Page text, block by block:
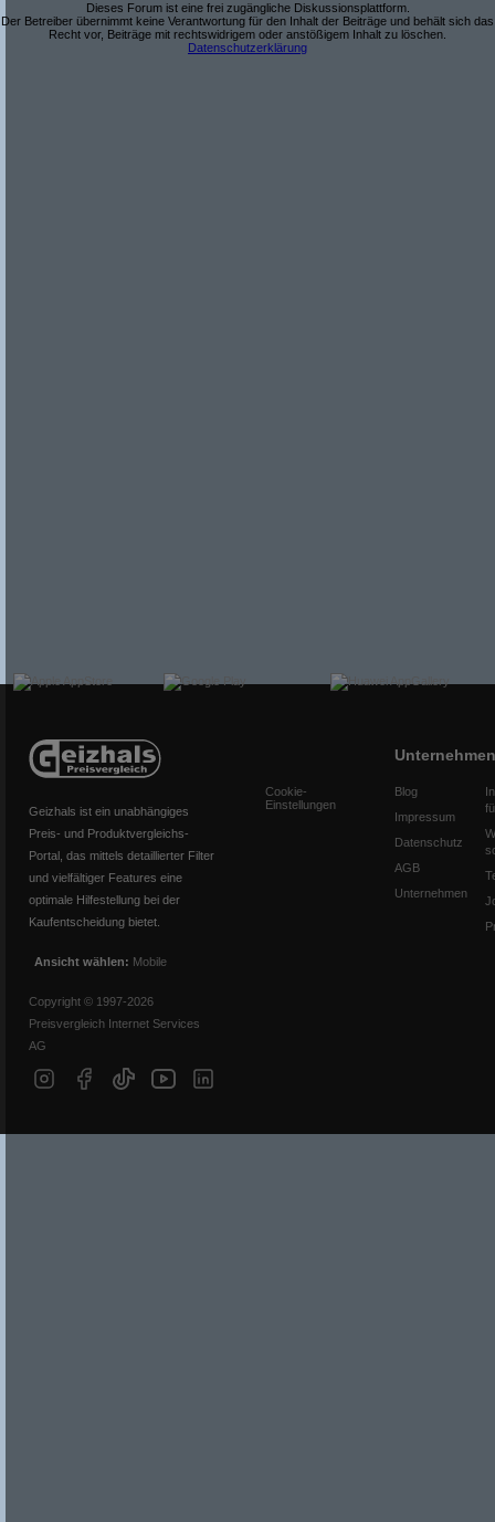
Dieses Forum ist eine frei zugängliche Diskussionsplattform.
Der Betreiber übernimmt keine Verantwortung für den Inhalt der Beiträge und behält sich das
Recht vor, Beiträge mit rechtswidrigem oder anstößigem Inhalt zu löschen.
Datenschutzerklärung
Geizhals ist ein unabhängiges
Preis- und Produktvergleichs-
Portal, das mittels detaillierter Filter
und vielfältiger Features eine
optimale Hilfestellung bei der
Kaufentscheidung bietet.
Ansicht wählen: Mobile
Copyright © 1997-2026
Preisvergleich Internet Services
AG
Cookie-
Einstellungen
Unternehmen
Blog
Impressum
Datenschutz
AGB
Unternehmen